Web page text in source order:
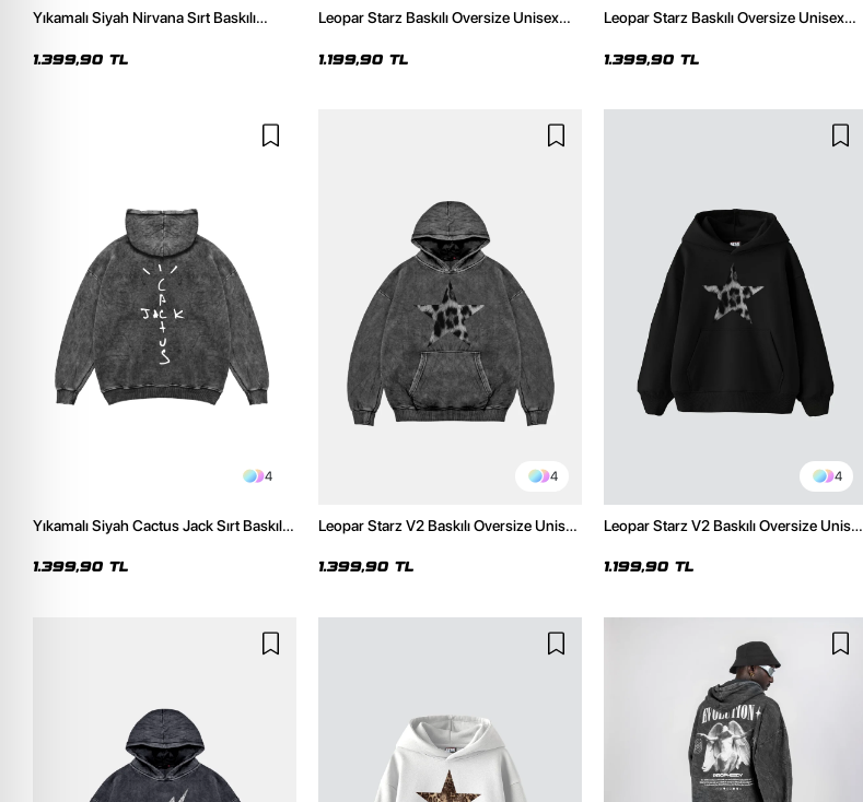
Yıkamalı Siyah Nirvana Sırt Baskılı
1.399,90 TL
Leopar Starz Baskılı Oversize Unisex
1.199,90 TL
Leopar Starz Baskılı Oversize Unisex
1.399,90 TL
4
Yıkamalı Siyah Cactus Jack Sırt Baskılı
1.399,90 TL
4
Leopar Starz V2 Baskılı Oversize Unisex
1.399,90 TL
4
Leopar Starz V2 Baskılı Oversize Unisex
1.199,90 TL